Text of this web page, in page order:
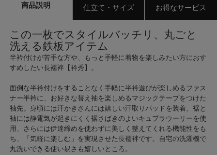
商品説明 仕立て・サイズ お得なサービス
この一枚でスタイルバッチリ、丸ごと
洗える鉄板アイテム
半衿付けが苦手な方や、もっと手軽に着物を楽しみたい方におす
すめしたい長襦袢【衿秀】。
面倒な半衿付けをすることなく手軽に半衿遊びが楽しめるファス
ナー半衿に、お好きな替え袖を楽しめるマジックテープをつけた
袖先。身頃には汗かきさんには嬉しい汗取りパッドを装着、裾と
袖には静電気が起きにくく裾さばきのよいキュプラウーリーを使
用、さらには伊達締めを使わずに美しく整えてくれる機能性をも
ち、「気軽に楽しむ」を実現させた長襦袢です。自宅の洗濯機で
丸洗いできる使い易さも嬉しいところ。